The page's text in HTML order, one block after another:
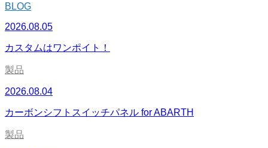
BLOG
2026.08.05
カスタムはワンポイト！
製品
2026.08.04
カーボンシフトスイッチパネル for ABARTH
製品